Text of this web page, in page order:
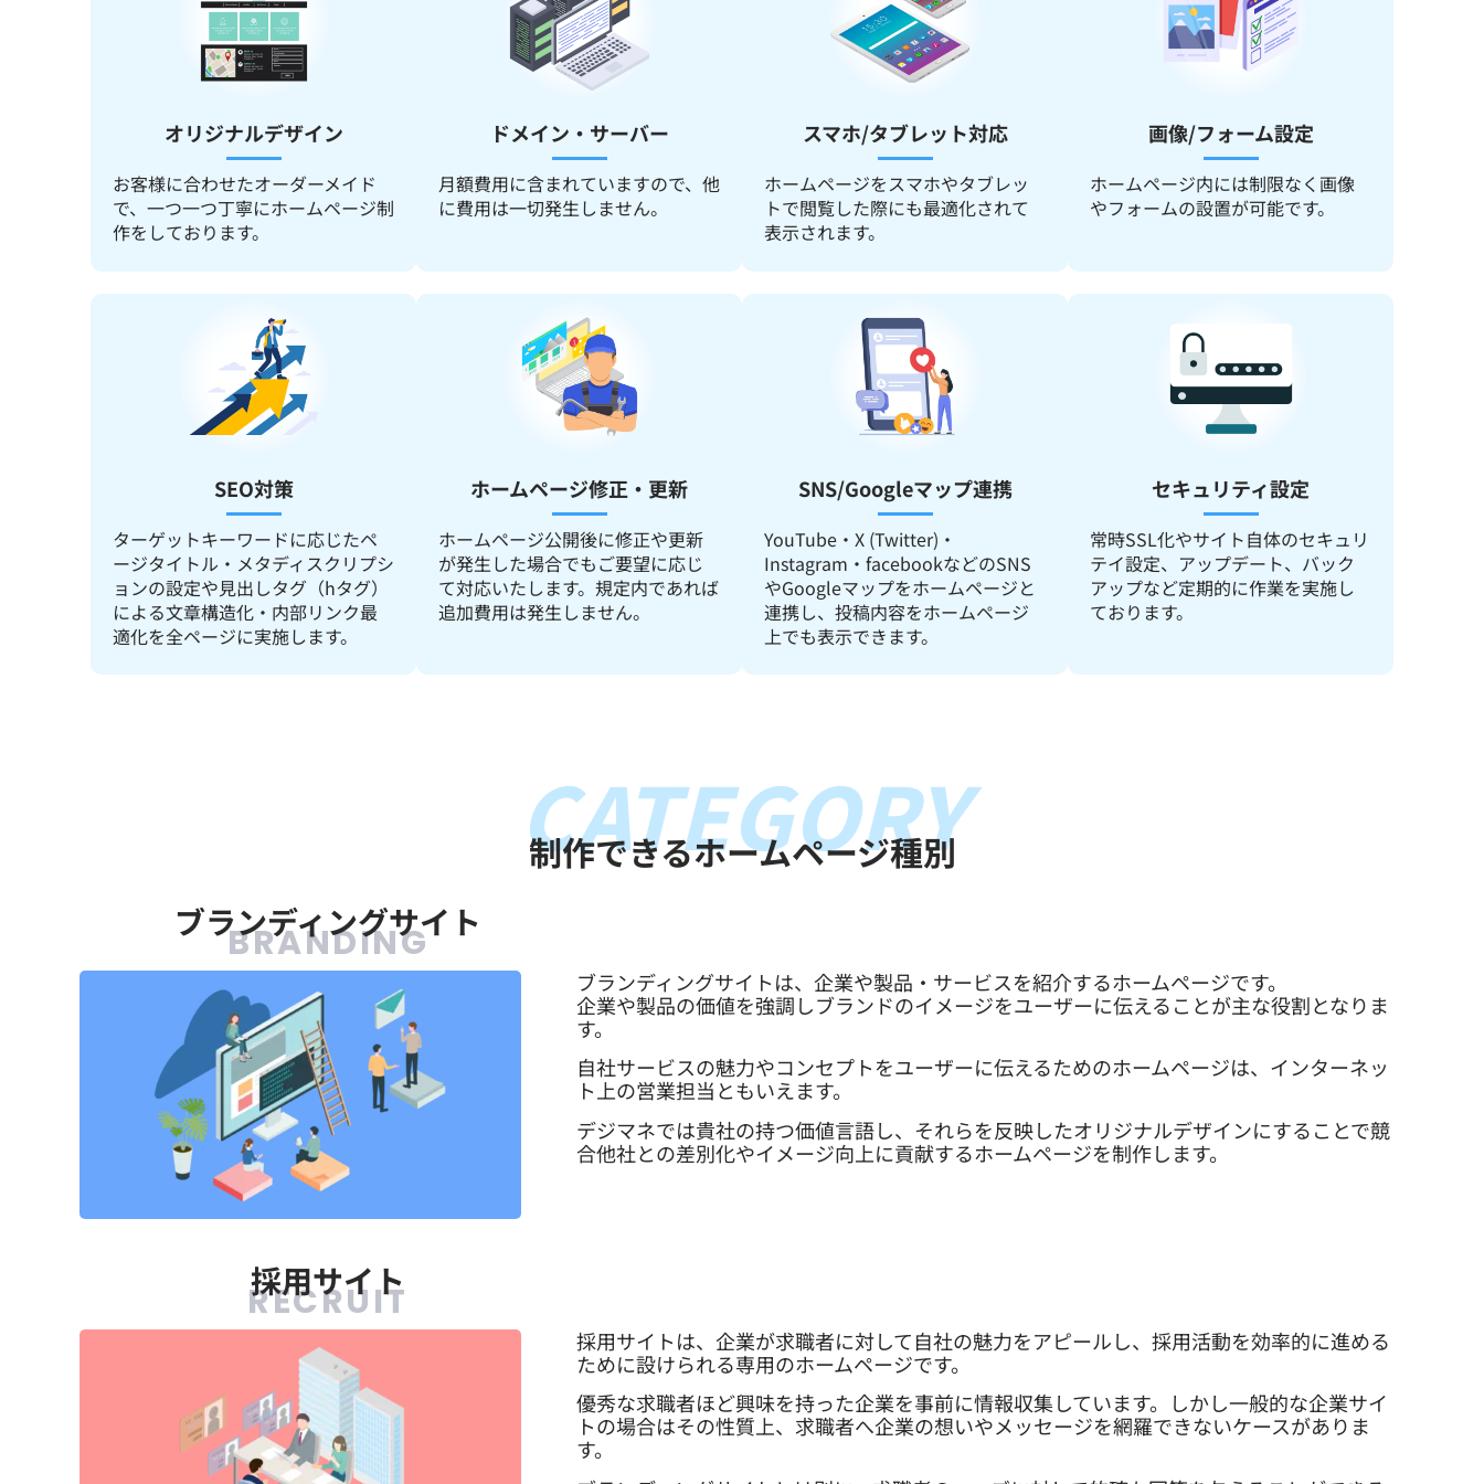
オリジナルデザイン
お客様に合わせたオーダーメイド
で、一つ一つ丁寧にホームページ制
作をしております。
ドメイン・サーバー
月額費用に含まれていますので、他
に費用は一切発生しません。
スマホ/タブレット対応
ホームページをスマホやタブレッ
トで閲覧した際にも最適化されて
表示されます。
画像/フォーム設定
ホームページ内には制限なく画像
やフォームの設置が可能です。
SEO対策
ターゲットキーワードに応じたペ
ージタイトル・メタディスクリプシ
ョンの設定や見出しタグ（hタグ）
による文章構造化・内部リンク最
適化を全ページに実施します。
ホームページ修正・更新
ホームページ公開後に修正や更新
が発生した場合でもご要望に応じ
て対応いたします。規定内であれば
追加費用は発生しません。
SNS/Googleマップ連携
YouTube・X (Twitter)・
Instagram・facebookなどのSNS
やGoogleマップをホームページと
連携し、投稿内容をホームページ
上でも表示できます。
セキュリティ設定
常時SSL化やサイト自体のセキュリ
テイ設定、アップデート、バック
アップなど定期的に作業を実施し
ております。
CATEGORY
制作できるホームページ種別
ブランディングサイト
BRANDING
ブランディングサイトは、企業や製品・サービスを紹介するホームページです。
企業や製品の価値を強調しブランドのイメージをユーザーに伝えることが主な役割となりま
す。
自社サービスの魅力やコンセプトをユーザーに伝えるためのホームページは、インターネッ
ト上の営業担当ともいえます。
デジマネでは貴社の持つ価値言語し、それらを反映したオリジナルデザインにすることで競
合他社との差別化やイメージ向上に貢献するホームページを制作します。
採用サイト
RECRUIT
採用サイトは、企業が求職者に対して自社の魅力をアピールし、採用活動を効率的に進める
ために設けられる専用のホームページです。
優秀な求職者ほど興味を持った企業を事前に情報収集しています。しかし一般的な企業サイ
トの場合はその性質上、求職者へ企業の想いやメッセージを網羅できないケースがありま
す。